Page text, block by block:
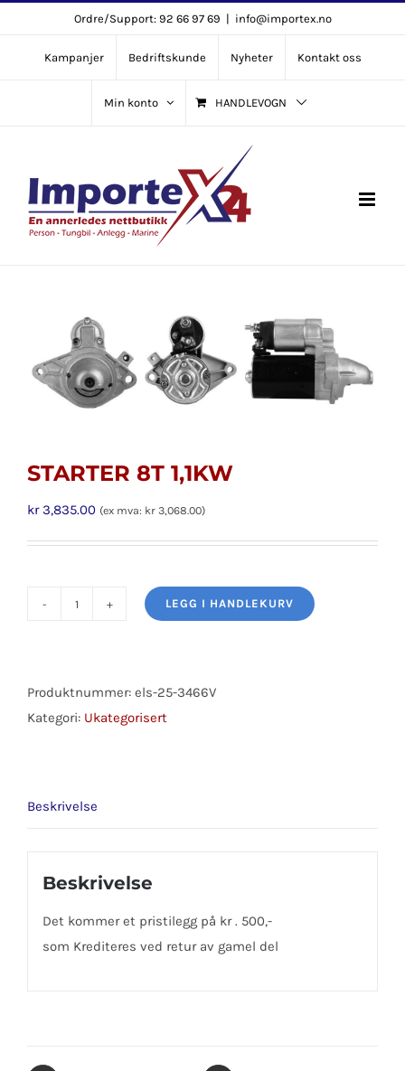
content
Ordre/Support: 92 66 97 69 | info@importex.no
Kampanjer Bedriftskunde Nyheter Kontakt oss
Min konto HANDLEVOGN
STARTER 8T 1,1KW
kr3,835.00 (ex mva: kr 3,068.00)
antall
LEGG I HANDLEKURV
Produktnummer: els-25-3466V
Kategori: Ukategorisert
Beskrivelse
Beskrivelse
Det kommer et pristilegg på kr . 500,-
som Krediteres ved retur av gamel del